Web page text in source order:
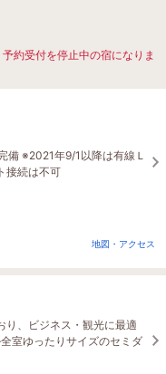
約受付を停止中の宿になりま
備 ※2021年9/1以降は有線Ｌ
接続は不可
地図・アクセス
り、ビジネス・観光に最適
ゆったりサイズのセミダ